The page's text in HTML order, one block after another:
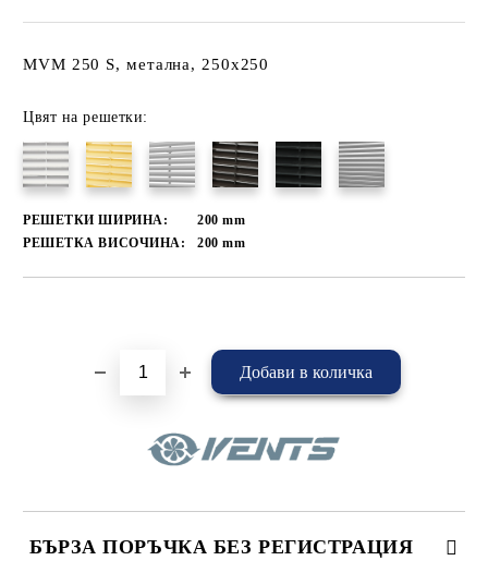
MVM 250 S, метална, 250х250
Цвят на решетки:
РЕШЕТКИ ШИРИНА: 200mm
РЕШЕТКА ВИСОЧИНА:
200mm
БЪРЗА ПОРЪЧКА БЕЗ РЕГИСТРАЦИЯ